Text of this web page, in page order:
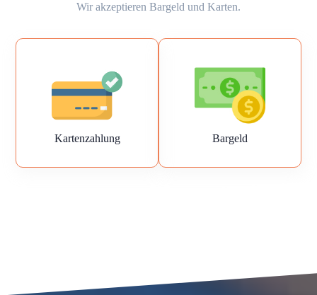
Wir akzeptieren Bargeld und Karten.
Kartenzahlung Bargeld